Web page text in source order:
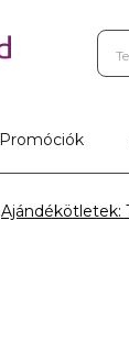
Promóciók
Ajándékötletek: